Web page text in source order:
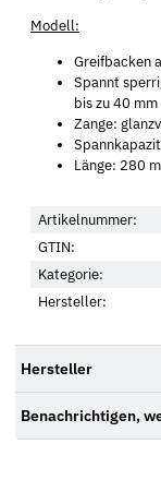
Modell:
Greifbacken
Spannt
bis zu 40 mm
Zange:
Länge: 280
Artikelnummer:
GTIN:
Kategorie:
Hersteller:
Hersteller
Benachrichtigen,